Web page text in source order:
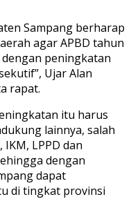
Sampang berharap
agar APBD tahun
peningkatan
Ujar Alan
rapat.
itu harus
lainnya, salah
LPPD dan
dengan
dapat
di tingkat provinsi